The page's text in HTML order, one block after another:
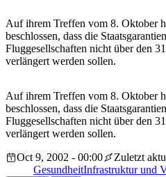
Auf ihrem Treffen vom 8. Oktober
beschlossen, dass die
Fluggesellschaften nicht über den
verlängert werden sollen.
Auf ihrem Treffen vom 8. Oktober
beschlossen, dass die
Fluggesellschaften nicht über den
verlängert werden sollen.
Oct 9, 2002 - 00:00
Zuletzt
GesundheitInfrastruktur und